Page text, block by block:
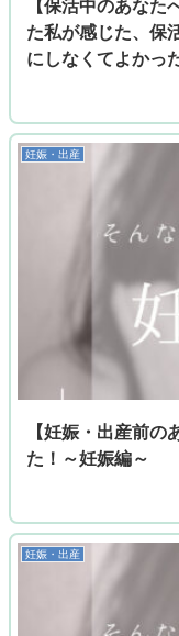
【保活中のあな
た私が感じた、保
にしなくてよかっ
妊娠・出産
【妊娠・出産前
た！～妊娠編～
妊娠・出産